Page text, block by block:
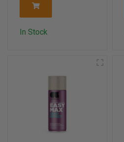
In Stock